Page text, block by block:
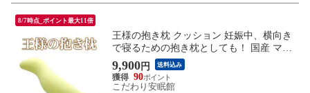
8/7時点_ポイント最大11倍
王様の抱き枕 クッション 妊娠中、横向き
で寝るための抱き枕としても！ 国産 マタ
ニティ ママの抱き枕 洗える 手洗い リラッ
クス 抱きまくら 新生活 一人暮らし 春抱き
枕 ギフト (Mサイズ/30×110×20cm ライトグ
9,900円 送料込み
90
こだわり安眠館